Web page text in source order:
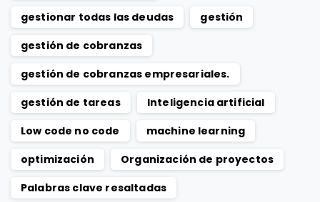
gestionar todas las deudas
gestión
gestión de cobranzas
gestión de cobranzas empresariales.
gestión de tareas
Inteligencia artificial
Low code no code
machine learning
optimización
Organización de proyectos
Palabras clave resaltadas